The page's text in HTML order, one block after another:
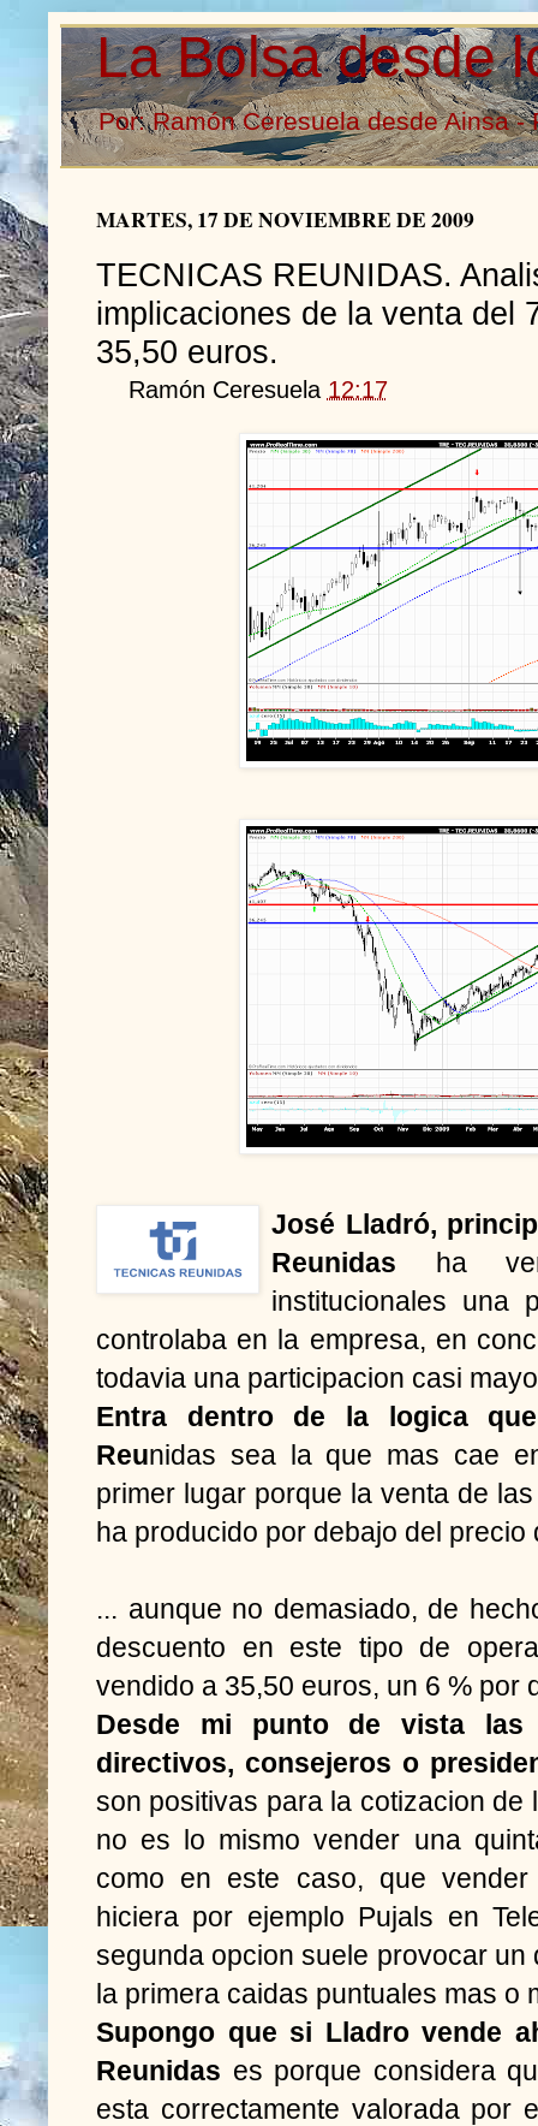
La Bolsa desde
Por: Ramón Ceresuela desde Ainsa -
MARTES, 17 DE NOVIEMBRE DE 2009
TECNICAS REUNIDAS.
implicaciones de la venta del
35,50 euros.
Ramón Ceresuela 12:17
José Lladró,
Reunidas ha
institucionales una
controlaba en la empresa, en
todavia una participacion casi
Entra dentro de la logica
Reunidas sea la que mas cae
primer lugar porque la venta de
ha producido por debajo del precio
... aunque no demasiado, de
descuento en este tipo de
vendido a 35,50 euros, un 6 % por
Desde mi punto de vista las
directivos, consejeros o
son positivas para la cotizacion de
no es lo mismo vender una
como en este caso, que
hiciera por ejemplo Pujals en
segunda opcion suele provocar
la primera caidas puntuales mas o
Supongo que si Lladro vende
Reunidas es porque considera
esta correctamente valorada por